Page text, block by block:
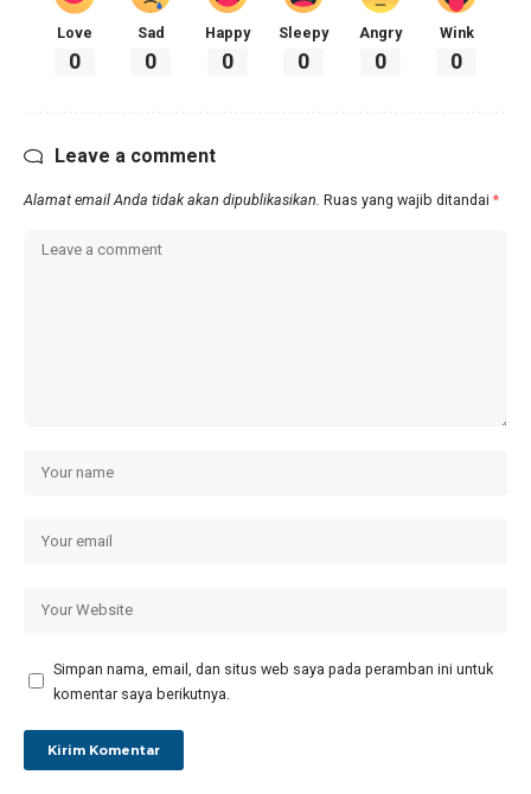
Love
0
Sad
0
Happy
0
Sleepy
0
Angry
0
Wink
0
Leave a comment
Alamat email Anda tidak akan dipublikasikan. Ruas yang wajib ditandai *
Simpan nama, email, dan situs web saya pada peramban ini untuk
komentar saya berikutnya.